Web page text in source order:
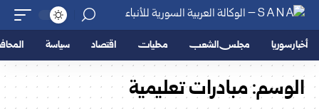
أخبار سوريا مجلس الشعب محليات اقتصاد سياسة
الوسم:مبادرات تعليمية